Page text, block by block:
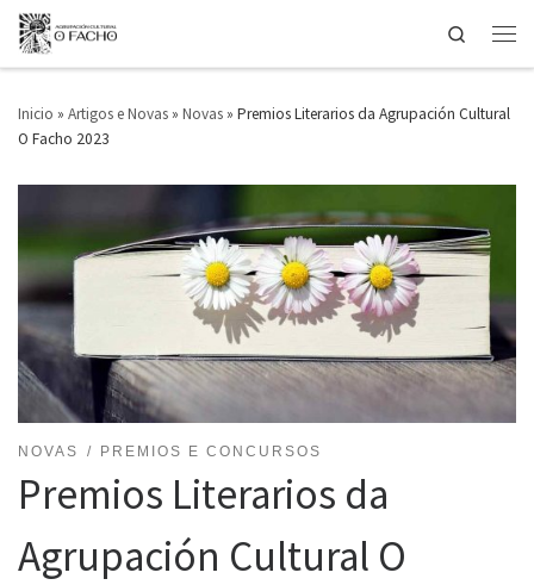
Saltar ao contido
Search
Inicio » Artigos e Novas » Novas » Premios Literarios da Agrupación Cultural
O Facho 2023
NOVAS PREMIOS E CONCURSOS
Premios Literarios da
Agrupación Cultural O